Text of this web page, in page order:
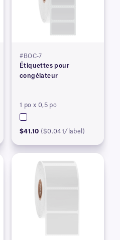
#BOC-7
Étiquettes pour
congélateur
1 po x 0,5 po
$41.10 ($0.041/label)